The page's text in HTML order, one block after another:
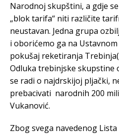
Narodnoj skupštini, a gdje
„blok tarifa“ niti različite
neustavan. Jedna grupa
i oborićemo ga na
pokušaj reketiranja
Odluka trebinjske skupstine
se radi o najdrskijoj pljački,
prebacivati narodnih 200
Vukanović.
Zbog svega navedenog